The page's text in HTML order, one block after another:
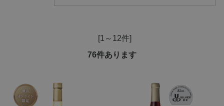
[1～12件]
76件あります